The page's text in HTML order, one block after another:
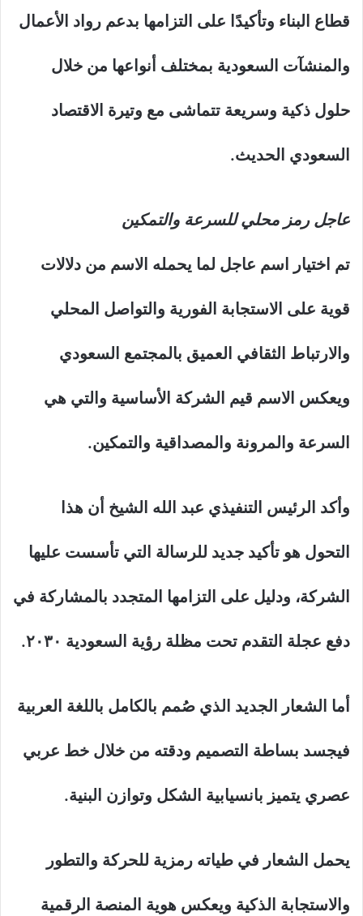
قطاع البناء وتأكيدًا على التزامها بدعم رواد الأعمال
والمنشآت السعودية بمختلف أنواعها من خلال
حلول ذكية وسريعة تتماشى مع وتيرة الاقتصاد
السعودي الحديث.
عاجل رمز محلي للسرعة والتمكين
تم اختيار اسم عاجل لما يحمله الاسم من دلالات
قوية على الاستجابة الفورية والتواصل المحلي
والارتباط الثقافي العميق بالمجتمع السعودي
ويعكس الاسم قيم الشركة الأساسية والتي هي
السرعة والمرونة والمصداقية والتمكين.
وأكد الرئيس التنفيذي عبد الله الشيخ أن هذا
التحول هو تأكيد جديد للرسالة التي تأسست عليها
الشركة، ودليل على التزامها المتجدد بالمشاركة في
دفع عجلة التقدم تحت مظلة رؤية السعودية ٢٠٣٠.
أما الشعار الجديد الذي صُمم بالكامل باللغة العربية
فيجسد بساطة التصميم ودقته من خلال خط عربي
عصري يتميز بانسيابية الشكل وتوازن البنية.
يحمل الشعار في طياته رمزية للحركة والتطور
والاستجابة الذكية ويعكس هوية المنصة الرقمية